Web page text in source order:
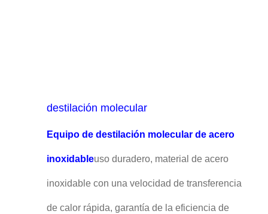
destilación molecular
Equipo de destilación molecular de acero
inoxidableuso duradero, material de acero
inoxidable con una velocidad de transferencia
de calor rápida, garantía de la eficiencia de